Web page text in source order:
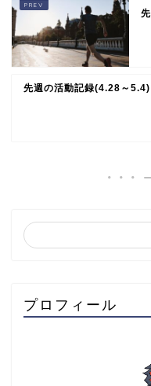
先週の活動記録(4.28～5.4)
プロフィール